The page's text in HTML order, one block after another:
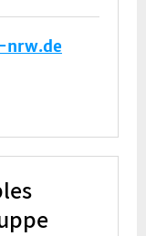
nrw.de